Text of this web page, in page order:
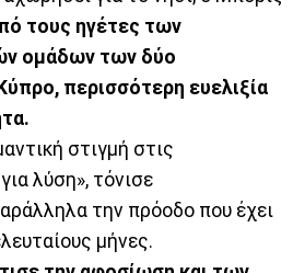
τους ηγέτες των
ομάδων των δύο
περισσότερη ευελιξία
στιγμή στις
λύση», τόνισε
την πρόοδο που έχει
μήνες.